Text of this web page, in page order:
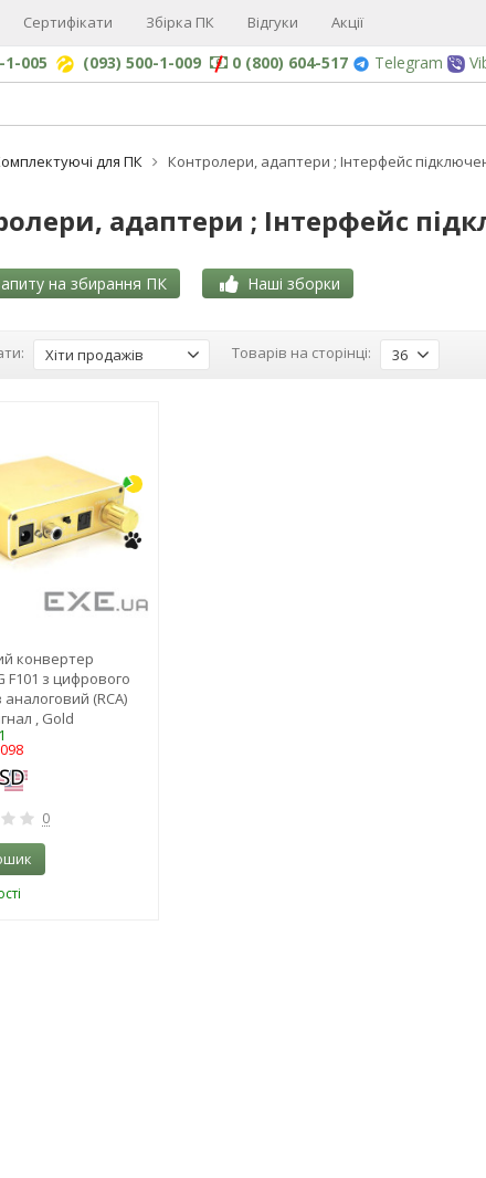
Сертифікати Збірка ПК Відгуки Акції
1-005 (093) 500-1-009 0 (800) 604-517 Telegram
для ПК Контролери, адаптери ; Інтерфейс
адаптери ; Інтерфейс
на збирання ПК Наші зборки
Хіти продажів Товарів на сторінці: 36
конвертер
F101 з цифрового
аналоговий (RCA)
, Gold
0